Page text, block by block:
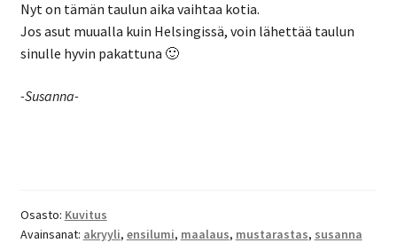
Nyt on tämän taulun aika vaihtaa kotia.
Jos asut muualla kuin Helsingissä, voin lähettää taulun
sinulle hyvin pakattuna 🙂
-Susanna-
Osasto: Kuvitus
Avainsanat: akryyli, ensilumi, maalaus, mustarastas, susanna